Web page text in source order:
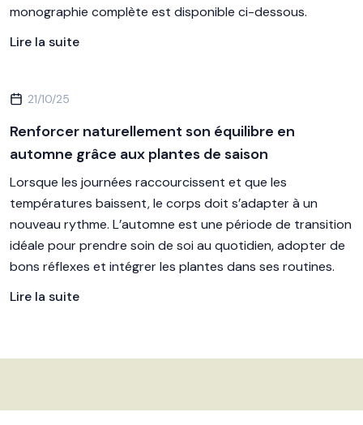
monographie complète est disponible ci-dessous.
Lire la suite
21/10/25
Renforcer naturellement son équilibre en
automne grâce aux plantes de saison
Lorsque les journées raccourcissent et que les
températures baissent, le corps doit s’adapter à un
nouveau rythme. L’automne est une période de transition
idéale pour prendre soin de soi au quotidien, adopter de
bons réflexes et intégrer les plantes dans ses routines.
Lire la suite